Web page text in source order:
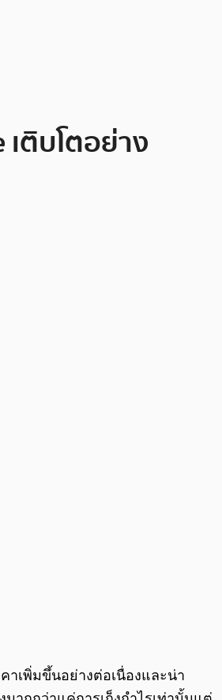
เติบโตอย่าง
0:00
คาเพิ่มขึ้นอย่างต่อเนื่องและน่า